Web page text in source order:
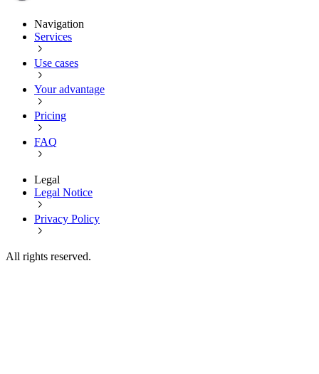
Navigation
Services
Use cases
Your advantage
Pricing
FAQ
Legal
Legal Notice
Privacy Policy
All rights reserved.